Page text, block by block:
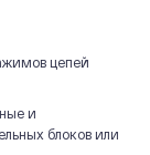
цепей
и
блоков или